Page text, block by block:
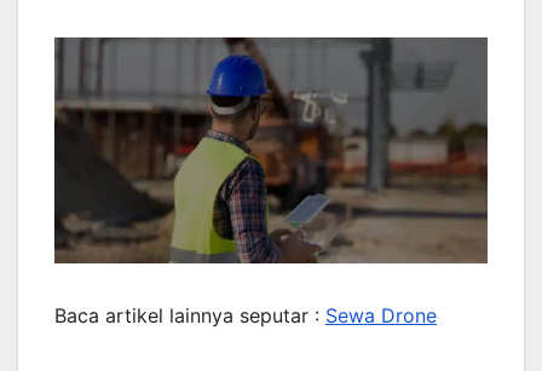
Baca artikel lainnya seputar : Sewa Drone